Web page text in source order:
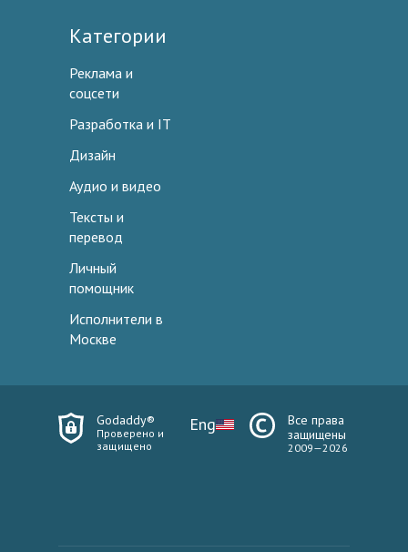
Категории
Реклама и
соцсети
Разработка и IT
Дизайн
Аудио и видео
Тексты и
перевод
Личный
помощник
Исполнители в
Москве
Godaddy®
Проверено и
защищено
Eng
Все права
защищены
2009—2026